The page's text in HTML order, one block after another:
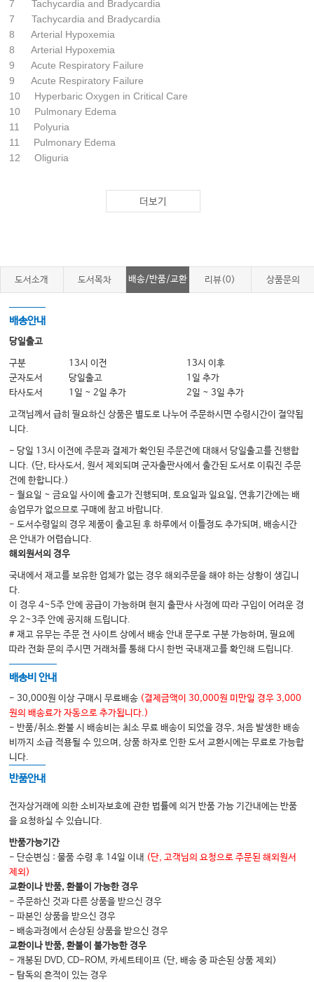
7 Tachycardia and Bradycardia
7 Tachycardia and Bradycardia
8 Arterial Hypoxemia
8 Arterial Hypoxemia
9 Acute Respiratory Failure
9 Acute Respiratory Failure
10 Hyperbaric Oxygen in Critical Care
10 Pulmonary Edema
11 Polyuria
11 Pulmonary Edema
12 Oliguria
13 Hypernatremia and Hyponatremia
15 Hypernatremia and Hyponatremia
16 Hyperphosphatemia and Hypophosphatemia
16 Hypomagnesemia
17 Hypocalcemia and Hypercalcemia
17 Hyperphosphatemia and Hypophosphatemia
18 Hypoglycemia
18 Hypomagnesemia
19 Hyperglycemia
20 Anemia
20 Hyperglycemia
20 Disorders of Glucose Metabolism
21 Thrombocytopenia
21 Anemia
22 Coagulopathy in the ICU
22 Coagulopathy in the ICU
22 Coagulopathy in the Intensive Care Unit
23 Jaundice
23 Jaundice
24 Gastrointestinal Bleeding
24 Ascites
25 Ascites
25 Acute Abdominal Pain
26 Acute Abdominal Pain
26 Ileus
27 Ileus
27 Diarrhea
27 Rash and Fever
28 Diarrhea
28 Chest Pain
29 Rash and Fever
29 Biochemical or Electrocardiographic Evidence of Acute
Myocardial Injury
30 Point-of-Care Ultrasound
31 Biochemical or Electrocardiographic Evidence of Acute
Myocardial Injury
31 Echocardiography
32 Point-of-Care Ultrasound
32 Cardiovascular Monitoring
33 Echocardiography
33 Bedside Monitoring of Pulmonary Function
34 Arterial Blood Gas Interpretation
35 Tracheal Intubation
36 Tracheostomy
37 Basic Principles of Mechanical Ventilation
더보기
도서소개 도서목차 배송/반품/교환 리뷰(0) 상품문의
배송안내
당일출고
구분 13시 이전
13시 이후
군자도서
당일출고
1일 추가
타사도서
1일 ~ 2일 추가 2일 ~ 3일 추가
고객님께서 급히 필요하신 상품은 별도로 나누어 주문하시면 수령시간이 절약됩
니다.
- 당일 13시 이전에 주문과 결제가 확인된 주문건에 대해서 당일출고를 진행합
니다. (단, 타사도서, 원서 제외되며 군자출판사에서 출간된 도서로 이뤄진 주문
건에 한합니다.)
- 월요일 ~ 금요일 사이에 출고가 진행되며, 토요일과 일요일, 연휴기간에는 배
송업무가 없으므로 구매에 참고 바랍니다.
- 도서수령일의 경우 제품이 출고된 후 하루에서 이틀정도 추가되며, 배송시간
은 안내가 어렵습니다.
해외원서의 경우
국내에서 재고를 보유한 업체가 없는 경우 해외주문을 해야 하는 상황이 생깁니
다.
이 경우 4~5주 안에 공급이 가능하며 현지 출판사 사정에 따라 구입이 어려운 경
우 2~3주 안에 공지해 드립니다.
# 재고 유무는 주문 전 사이트 상에서 배송 안내 문구로 구분 가능하며, 필요에
따라 전화 문의 주시면 거래처를 통해 다시 한번 국내재고를 확인해 드립니다.
배송비 안내
- 30,000원 이상 구매시 무료배송 (결제금액이 30,000원 미만일 경우 3,000
원의 배송료가 자동으로 추가됩니다.)
- 반품/취소.환불 시 배송비는 최소 무료 배송이 되었을 경우, 처음 발생한 배송
비까지 소급 적용될 수 있으며, 상품 하자로 인한 도서 교환시에는 무료로 가능합
니다.
반품안내
전자상거래에 의한 소비자보호에 관한 법률에 의거 반품 가능 기간내에는 반품
을 요청하실 수 있습니다.
반품가능기간
- 단순변심 : 물품 수령 후 14일 이내 (단, 고객님의 요청으로 주문된 해외원서
제외)
교환이나 반품, 환불이 가능한 경우
- 주문하신 것과 다른 상품을 받으신 경우
- 파본인 상품을 받으신 경우
- 배송과정에서 손상된 상품을 받으신 경우
교환이나 반품, 환불이 불가능한 경우
- 개봉된 DVD, CD-ROM, 카세트테이프 (단, 배송 중 파손된 상품 제외)
- 탐독의 흔적이 있는 경우